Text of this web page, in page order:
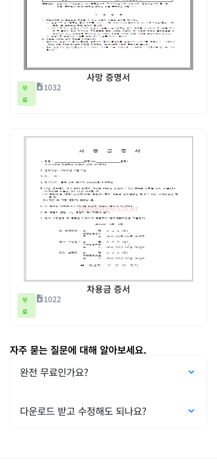
사망 증명서
무
료
1032
차용금 증서
무
료
1022
자주 묻는 질문에 대해 알아보세요.
완전 무료인가요?
다운로드 받고 수정해도 되나요?